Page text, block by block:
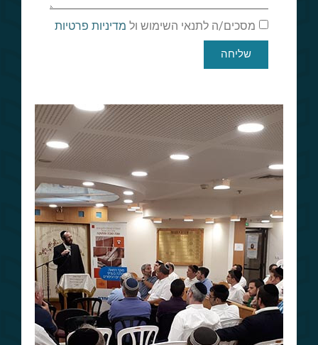
מסכים/ה לתנאי השימוש ול מדיניות פרטיות
שליחה